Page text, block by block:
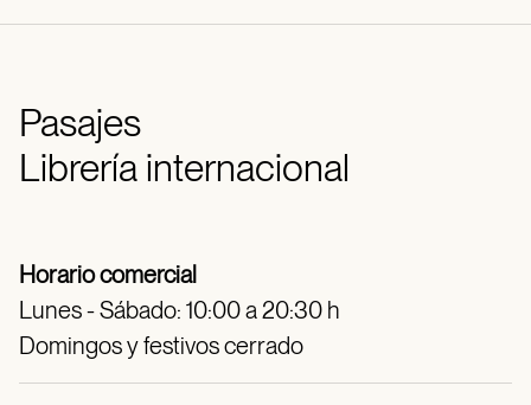
Pasajes
Librería internacional
Horario comercial
Lunes - Sábado: 10:00 a 20:30 h
Domingos y festivos cerrado